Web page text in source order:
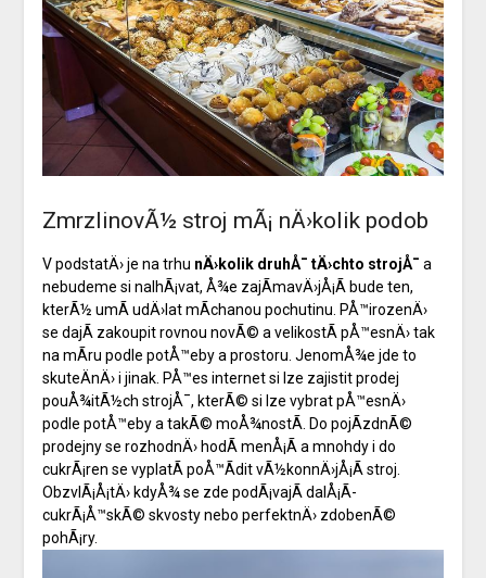
ZmrzlinovÃ½ stroj mÃ¡ nÄ›kolik podob
V podstatÄ› je na trhu nÄ›kolik druhÅ¯ tÄ›chto strojÅ¯ a
nebudeme si nalhÃ¡vat, Å¾e zajÃ­mavÄ›jÅ¡Ã­ bude ten,
kterÃ½ umÃ­ udÄ›lat mÃ­chanou pochutinu. PÅ™irozenÄ›
se dajÃ­ zakoupit rovnou novÃ© a velikostÃ­ pÅ™esnÄ› tak
na mÃ­ru podle potÅ™eby a prostoru. JenomÅ¾e jde to
skuteÄnÄ› i jinak. PÅ™es internet si lze zajistitprodej
pouÅ¾itÃ½ch strojÅ¯, kterÃ© si lze vybrat pÅ™esnÄ›
podle potÅ™eby a takÃ© moÅ¾nostÃ­. Do pojÃ­zdnÃ©
prodejny se rozhodnÄ› hodÃ­ menÅ¡Ã­ a mnohdy i do
cukrÃ¡ren se vyplatÃ­ poÅ™Ã­dit vÃ½konnÄ›jÅ¡Ã­ stroj.
ObzvlÃ¡Å¡tÄ› kdyÅ¾ se zde podÃ¡vajÃ­ dalÅ¡Ã­
cukrÃ¡Å™skÃ© skvosty nebo perfektnÄ› zdobenÃ©
pohÃ¡ry.